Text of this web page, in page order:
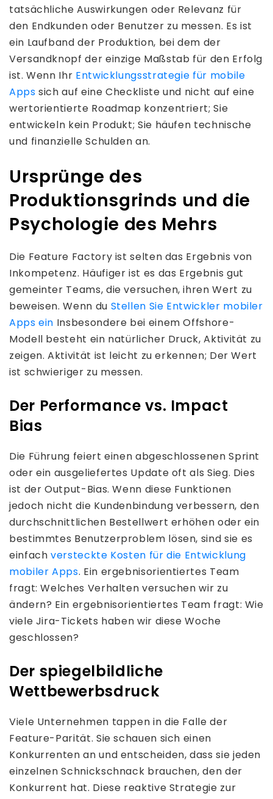
tatsächliche Auswirkungen oder Relevanz für
den Endkunden oder Benutzer zu messen. Es ist
ein Laufband der Produktion, bei dem der
Versandknopf der einzige Maßstab für den Erfolg
ist. Wenn Ihr Entwicklungsstrategie für mobile
Apps sich auf eine Checkliste und nicht auf eine
wertorientierte Roadmap konzentriert; Sie
entwickeln kein Produkt; Sie häufen technische
und finanzielle Schulden an.
Ursprünge des
Produktionsgrinds und die
Psychologie des Mehrs
Die Feature Factory ist selten das Ergebnis von
Inkompetenz. Häufiger ist es das Ergebnis gut
gemeinter Teams, die versuchen, ihren Wert zu
beweisen. Wenn du Stellen Sie Entwickler mobiler
Apps ein Insbesondere bei einem Offshore-
Modell besteht ein natürlicher Druck, Aktivität zu
zeigen. Aktivität ist leicht zu erkennen; Der Wert
ist schwieriger zu messen.
Der Performance vs. Impact
Bias
Die Führung feiert einen abgeschlossenen Sprint
oder ein ausgeliefertes Update oft als Sieg. Dies
ist der Output-Bias. Wenn diese Funktionen
jedoch nicht die Kundenbindung verbessern, den
durchschnittlichen Bestellwert erhöhen oder ein
bestimmtes Benutzerproblem lösen, sind sie es
einfachversteckte Kosten für die Entwicklung
mobiler Apps. Ein ergebnisorientiertes Team
fragt: Welches Verhalten versuchen wir zu
ändern? Ein ergebnisorientiertes Team fragt: Wie
viele Jira-Tickets haben wir diese Woche
geschlossen?
Der spiegelbildliche
Wettbewerbsdruck
Viele Unternehmen tappen in die Falle der
Feature-Parität. Sie schauen sich einen
Konkurrenten an und entscheiden, dass sie jeden
einzelnen Schnickschnack brauchen, den der
Konkurrent hat. Diese reaktive Strategie zur